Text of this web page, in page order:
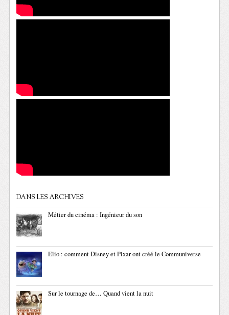
DANS LES ARCHIVES
Métier du cinéma : Ingénieur du son
Elio : comment Disney et Pixar ont créé le Communiverse
Sur le tournage de… Quand vient la nuit